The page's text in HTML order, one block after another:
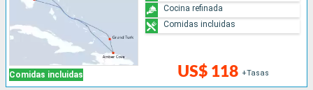
cascos antiguos. Al atardecer goce del “Sanctuary” de
Regal Princess y de la intimidad de un romántico jardín
secreto. Un toque de lujo adicional lo constituyen las
cabañas VIPprivadas del “Sanctuary” con sus delicados
detalles como: propias pantallas planas, cómodos sofás y
Comidas incluidas US$ 118 +Tasas
Cocina refinada
Comidas incluidas